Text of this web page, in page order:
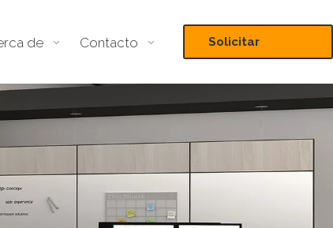
de Contacto Solicitar